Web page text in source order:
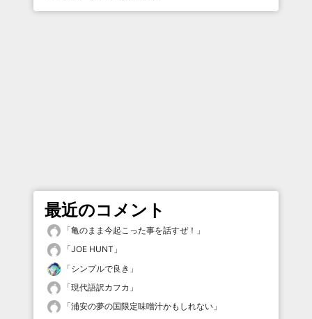
最近のコメント
「亀のまま今起こった事を話すぜ！ 」
「JOE HUNT 」
「シンプルで良き 」
「現代語訳カフカ 」
「浦安の夢の国限定味噌汁かもしれない 」